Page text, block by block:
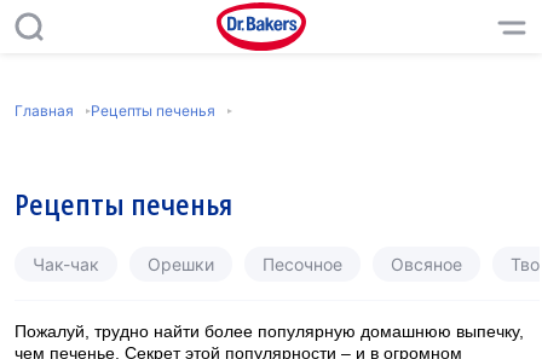
Главная Рецепты печенья
Рецепты печенья
Чак-чак Орешки Песочное Овсяное
Пожалуй, трудно найти более популярную домашнюю выпечку,
чем печенье. Секрет этой популярности – и в огромном